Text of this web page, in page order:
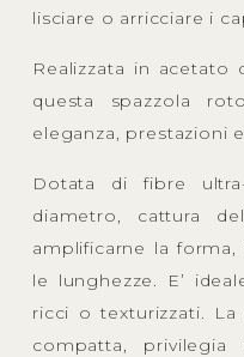
lisciare o arricciare i
Realizzata in acetato
questa spazzola
eleganza, prestazioni
Dotata di fibre
diametro, cattura
amplificarne la
le lunghezze. E’
ricci o texturizzati.
compatta,